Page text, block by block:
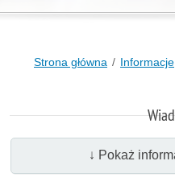
Strona główna Informacje
↓ Pokaż